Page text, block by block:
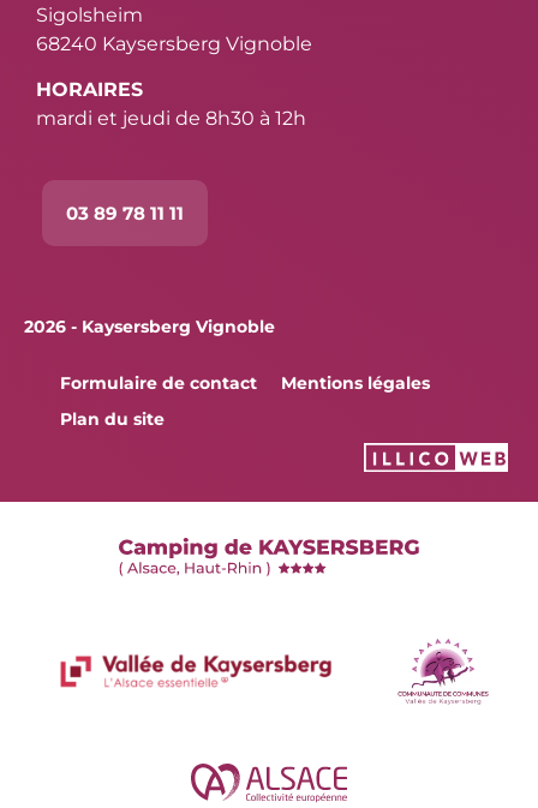
Sigolsheim
68240 Kaysersberg Vignoble
HORAIRES
mardi et jeudi de 8h30 à 12h
03 89 78 11 11
2026 - Kaysersberg Vignoble
Formulaire de contact
Mentions légales
Plan du site